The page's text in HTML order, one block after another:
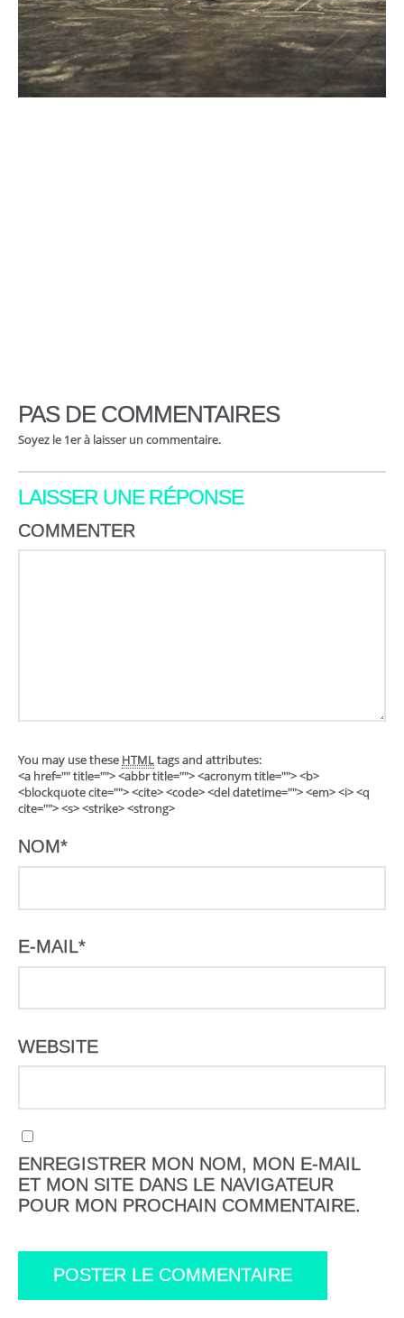
PAS DE COMMENTAIRES
Soyez le 1er à laisser un commentaire.
LAISSER UNE RÉPONSE
COMMENTER
You may use these HTML tags and attributes:
<a href="" title=""> <abbr title=""> <acronym title=""> <b>
<blockquote cite=""> <cite> <code> <del datetime=""> <em> <i> <q
cite=""> <s> <strike> <strong>
NOM*
E-MAIL*
WEBSITE
ENREGISTRER MON NOM, MON E-MAIL
ET MON SITE DANS LE NAVIGATEUR
POUR MON PROCHAIN COMMENTAIRE.